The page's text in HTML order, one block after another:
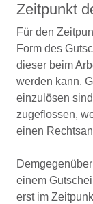
Zeitpunkt
Für den
Form des
dieser beim
werden kann.
einzulösen
zugeflossen,
einen
einem
erst im